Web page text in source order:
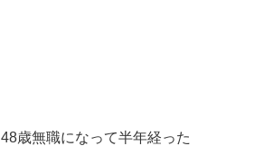
48歳無職になって半年経った